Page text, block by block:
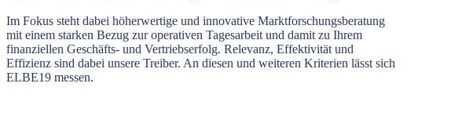
Im Fokus steht dabei höherwertige und innovative Marktforschungsberatung
mit einem starken Bezug zur operativen Tagesarbeit und damit zu Ihrem
finanziellen Geschäfts- und Vertriebserfolg. Relevanz, Effektivität und
Effizienz sind dabei unsere Treiber. An diesen und weiteren Kriterien lässt sich
ELBE19 messen.